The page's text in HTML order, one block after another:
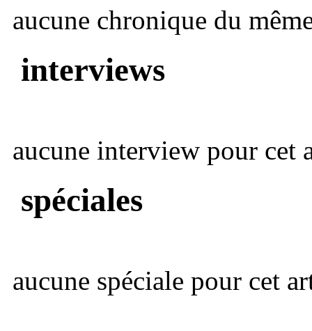
aucune chronique du
interviews
aucune interview pour cet
spéciales
aucune spéciale pour cet